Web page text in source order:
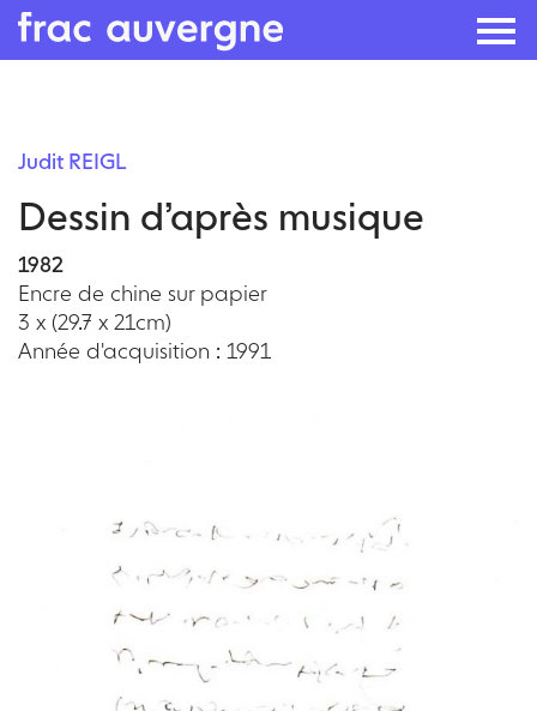
content
Judit REIGL
Dessin d’après musique
1982
Encre de chine sur papier
3 x (29.7 x 21cm)
Année d'acquisition : 1991